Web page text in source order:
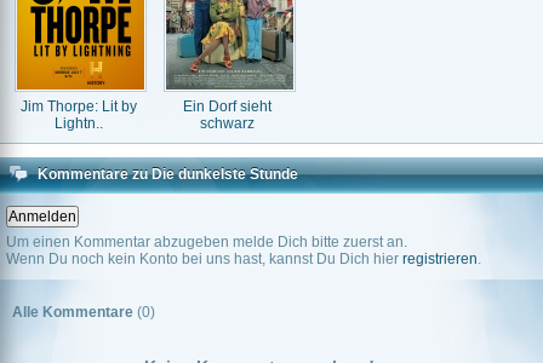
Jim Thorpe: Lit by
Lightn..
Ein Dorf sieht
schwarz
Kommentare zu Die dunkelste Stunde
Um einen Kommentar abzugeben melde Dich bitte zuerst an.
Wenn Du noch kein Konto bei uns hast, kannst Du Dich hier registrieren.
Alle Kommentare (0)